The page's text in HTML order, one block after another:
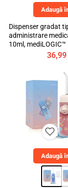
Adaugă
Dispenser gradat
administrare
10ml, mediLOGIC™
36,99
Adaugă